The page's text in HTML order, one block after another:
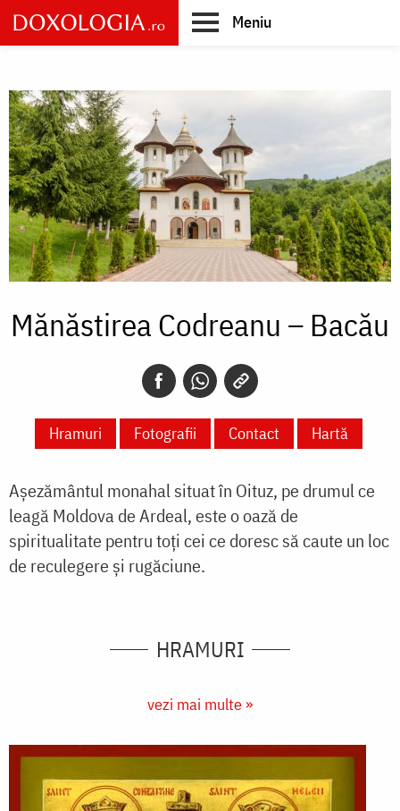
Skip
to
main
Meniu
Mănăstirea Codreanu – Bacău
Hramuri Fotografii Contact Hartă
Așezământul monahal situat în Oituz, pe drumul ce
leagă Moldova de Ardeal, este o oază de
spiritualitate pentru toți cei ce doresc să caute un loc
de reculegere și rugăciune.
HRAMURI
vezi mai multe »